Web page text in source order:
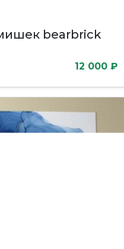
мишек bearbrick
12 000 ₽